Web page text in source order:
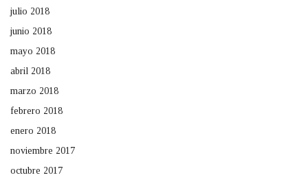
julio 2018
junio 2018
mayo 2018
abril 2018
marzo 2018
febrero 2018
enero 2018
noviembre 2017
octubre 2017